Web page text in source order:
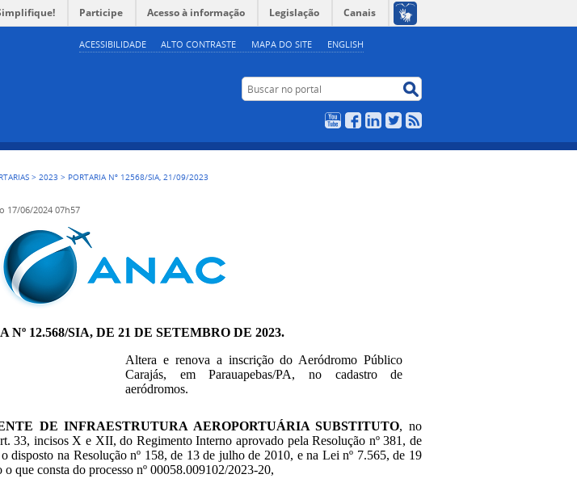
ACESSIBILIDADE ALTO CONTRASTE MAPA DO SITE ENGLISH
Participe Acesso à informação Legislação Canais
Buscar no portal
YouTubeFacebookLinkedIn
Twitter
>2023 > PORTARIA Nº 12568/SIA, 21/09/2023
17/06/2024 07h57
Nº 12.568/SIA, DE 21 DE SETEMBRO DE 2023.
Altera e renova a inscrição do Aeródromo Público
Carajás, em Parauapebas/PA, no cadastro de
aeródromos.
DE INFRAESTRUTURA AEROPORTUÁRIA SUBSTITUTO, no
33, incisos X e XII, do Regimento Interno aprovado pela Resolução nº 381, de
disposto na Resolução nº 158, de 13 de julho de 2010, e na Lei nº 7.565, de 19
o que consta do processo nº00058.009102/2023-20,